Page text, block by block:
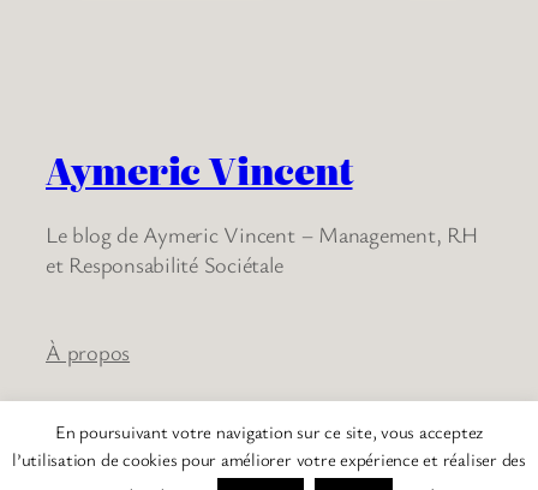
Aymeric Vincent
Le blog de Aymeric Vincent – Management, RH
et Responsabilité Sociétale
À propos
Twenty Twenty-Five Conçu avec WordPress
En poursuivant votre navigation sur ce site, vous acceptez
l’utilisation de cookies pour améliorer votre expérience et réaliser des